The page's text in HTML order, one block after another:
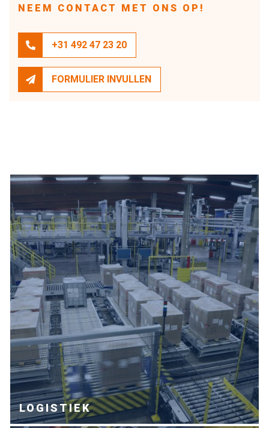
NEEM CONTACT MET ONS OP!
+31 492 47 23 20
FORMULIER INVULLEN
LOGISTIEK